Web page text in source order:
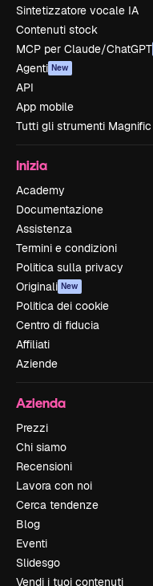
Sintetizzatore vocale IA
Contenuti stock
MCP per Claude/ChatGPT
Agenti New
API
App mobile
Tutti gli strumenti Magnific
Inizia
Academy
Documentazione
Assistenza
Termini e condizioni
Politica sulla privacy
Originali New
Politica dei cookie
Centro di fiducia
Affiliati
Aziende
Azienda
Prezzi
Chi siamo
Recensioni
Lavora con noi
Cerca tendenze
Blog
Eventi
Slidesgo
Vendi i tuoi contenuti